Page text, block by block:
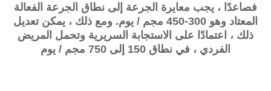
فصاعدًا ، يجب معايرة الجرعة إلى نطاق الجرعة الفعالة
المعتاد وهو 300-450 مجم / يوم. ومع ذلك ، يمكن تعديل
ذلك ، اعتمادًا على الاستجابة السريرية وتحمل المريض
الفردي ، في نطاق 150 إلى 750 مجم / يوم